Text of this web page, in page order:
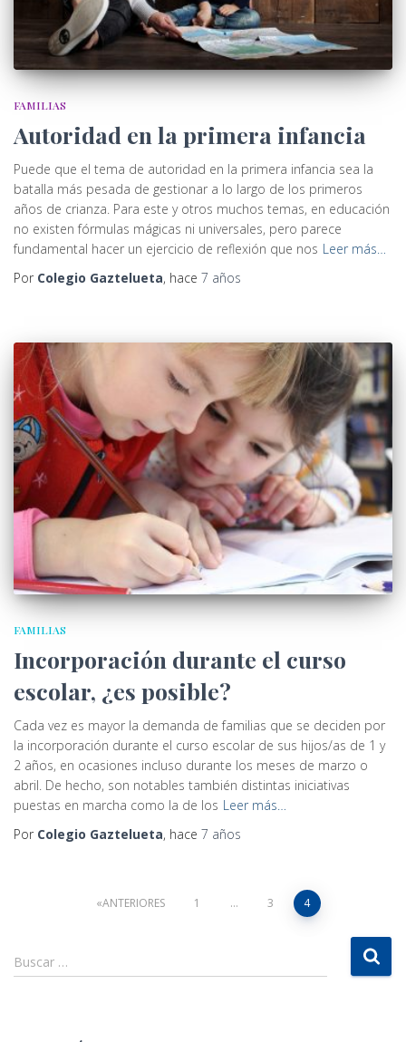
FAMILIAS
Autoridad en la primera infancia
Puede que el tema de autoridad en la primera infancia sea la
batalla más pesada de gestionar a lo largo de los primeros
años de crianza. Para este y otros muchos temas, en educación
no existen fórmulas mágicas ni universales, pero parece
fundamental hacer un ejercicio de reflexión que nos Leer más…
Por Colegio Gaztelueta, hace 7 años
FAMILIAS
Incorporación durante el curso
escolar, ¿es posible?
Cada vez es mayor la demanda de familias que se deciden por
la incorporación durante el curso escolar de sus hijos/as de 1 y
2 años, en ocasiones incluso durante los meses de marzo o
abril. De hecho, son notables también distintas iniciativas
puestas en marcha como la de los Leer más…
Por Colegio Gaztelueta, hace 7 años
Navegación
de
ANTERIORES 1 … 3 4
B
u
Buscar …